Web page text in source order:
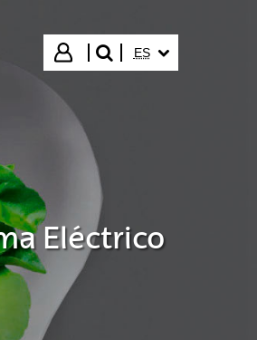
Iniciar sesión
buscar"
ES
Eléctrico